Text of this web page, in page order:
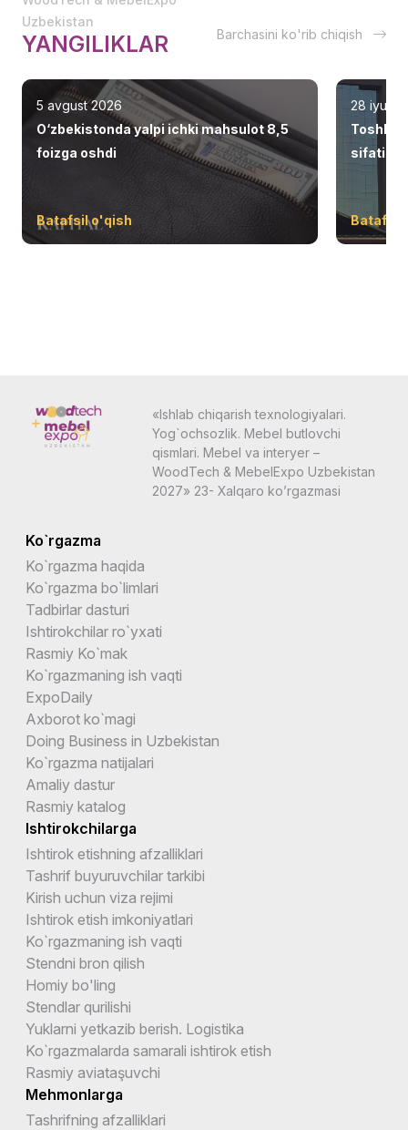
Uzbekistan
YANGILIKLAR Barchasini ko'rib chiqish
5 avgust 2026
O‘zbekistonda yalpi ichki mahsulot 8,5
foizga oshdi
Batafsil o'qish
28 iyul
Batafsil
«Ishlab chiqarish texnologiyalari.
Yog`ochsozlik. Mebel butlovchi
qismlari. Mebel va interyer –
WoodTech & MebelExpo Uzbekistan
2027» 23- Xalqaro ko’rgazmasi
Ko`rgazma
Ko`rgazma haqida
Ko`rgazma bo`limlari
Tadbirlar dasturi
Ishtirokchilar ro`yxati
Rasmiy Ko`mak
Ko`rgazmaning ish vaqti
ExpoDaily
Axborot ko`magi
Doing Business in Uzbekistan
Ko`rgazma natijalari
Amaliy dastur
Rasmiy katalog
Ishtirokchilarga
Ishtirok etishning afzalliklari
Tashrif buyuruvchilar tarkibi
Kirish uchun viza rejimi
Ishtirok etish imkoniyatlari
Ko`rgazmaning ish vaqti
Stendni bron qilish
Homiy bo'ling
Stendlar qurilishi
Yuklarni yetkazib berish. Logistika
Ko`rgazmalarda samarali ishtirok etish
Rasmiy aviataşuvchi
Mehmonlarga
Tashrifning afzalliklari